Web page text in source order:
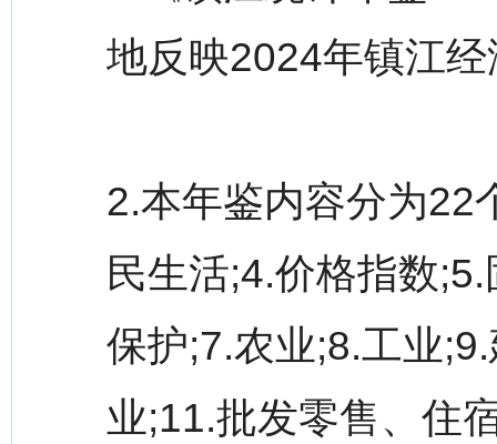
地反映2024年镇江
2.本年鉴内容分为22
民生活;4.价格指数
保护;7.农业;8.工业
业;11.批发零售、住